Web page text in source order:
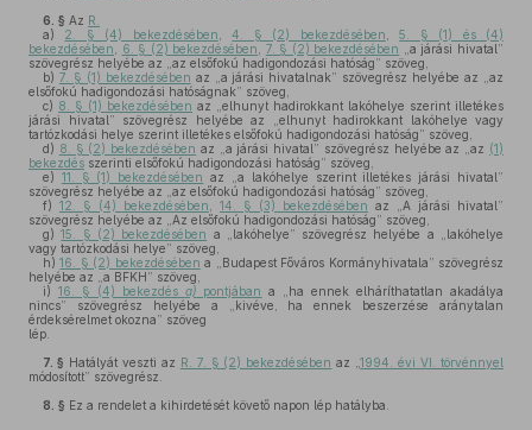
6. § Az R.
a)
2. § (4) bekezdésében ,4. § (2) bekezdésében ,5. § (1) és (4)
bekezdésében
6. § (2) bekezdésében 7. § (2) bekezdésében
„a járási hivatal”
szövegrész helyébe az „az elsőfokú hadigondozási hatóság” szöveg,
b) 7. § (1) bekezdésében az „a járási hivatalnak” szövegrész helyébe az „az
elsőfokú hadigondozási hatóságnak” szöveg,
c) 8. § (1) bekezdésében az „elhunyt hadirokkant lakóhelye szerint illetékes
járási hivatal” szövegrész helyébe az „elhunyt hadirokkant lakóhelye vagy
tartózkodási helye szerint illetékes elsőfokú hadigondozási hatóság” szöveg,
d) 8. § (2) bekezdésében az „a járási hivatal” szövegrész helyébe az „az (1)
bekezdés szerinti elsőfokú hadigondozási hatóság” szöveg,
e) 11. § (1) bekezdésében az „a lakóhelye szerint illetékes járási hivatal”
szövegrész helyébe az „az elsőfokú hadigondozási hatóság” szöveg,
f) 12. § (4) bekezdésében 14. § (3) bekezdésében az „A járási hivatal”
szövegrész helyébe az „Az elsőfokú hadigondozási hatóság” szöveg,
g) 15. § (2) bekezdésében a „lakóhelye” szövegrész helyébe a „lakóhelye
vagy tartózkodási helye” szöveg,
h) 16. § (2) bekezdésében a „Budapest Főváros Kormányhivatala” szövegrész
helyébe az „a BFKH” szöveg,
i) 16. § (4) bekezdés a) pontjában a „ha ennek elháríthatatlan akadálya
nincs” szövegrész helyébe a „kivéve, ha ennek beszerzése aránytalan
érdeksérelmet okozna” szöveg
lép.
7. § Hatályát veszti az R. 7. § (2) bekezdésében az „1994. évi VI. törvénnyel
módosított” szövegrész.
8. § Ez a rendelet a kihirdetését követő napon lép hatályba.